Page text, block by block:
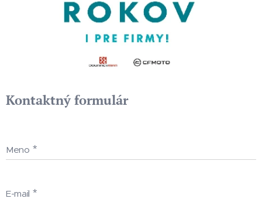
Kontaktný formulár
Meno
E-mail